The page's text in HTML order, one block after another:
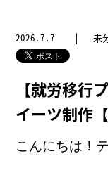
2026.7.7 未
【就労移行
イーツ制作
こんにちは！